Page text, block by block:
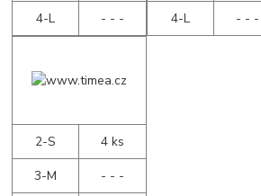
4-L
- - -
4-L
- - -
2-S
4 ks
3-M
- - -